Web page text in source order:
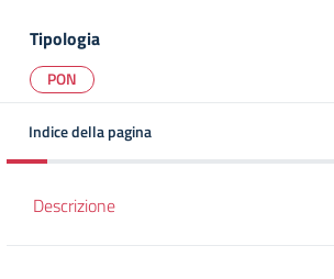
Tipologia
PON
Indice della pagina
Descrizione